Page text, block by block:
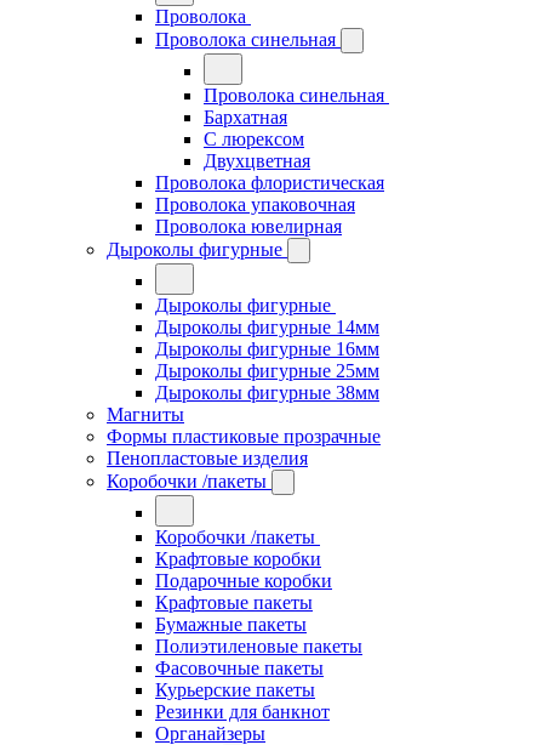
Проволока
Проволока синельная
Проволока синельная
Бархатная
С люрексом
Двухцветная
Проволока флористическая
Проволока упаковочная
Проволока ювелирная
Дыроколы фигурные
Дыроколы фигурные
Дыроколы фигурные 14мм
Дыроколы фигурные 16мм
Дыроколы фигурные 25мм
Дыроколы фигурные 38мм
Магниты
Формы пластиковые прозрачные
Пенопластовые изделия
Коробочки /пакеты
Коробочки /пакеты
Крафтовые коробки
Подарочные коробки
Крафтовые пакеты
Бумажные пакеты
Полиэтиленовые пакеты
Фасовочные пакеты
Курьерские пакеты
Резинки для банкнот
Органайзеры